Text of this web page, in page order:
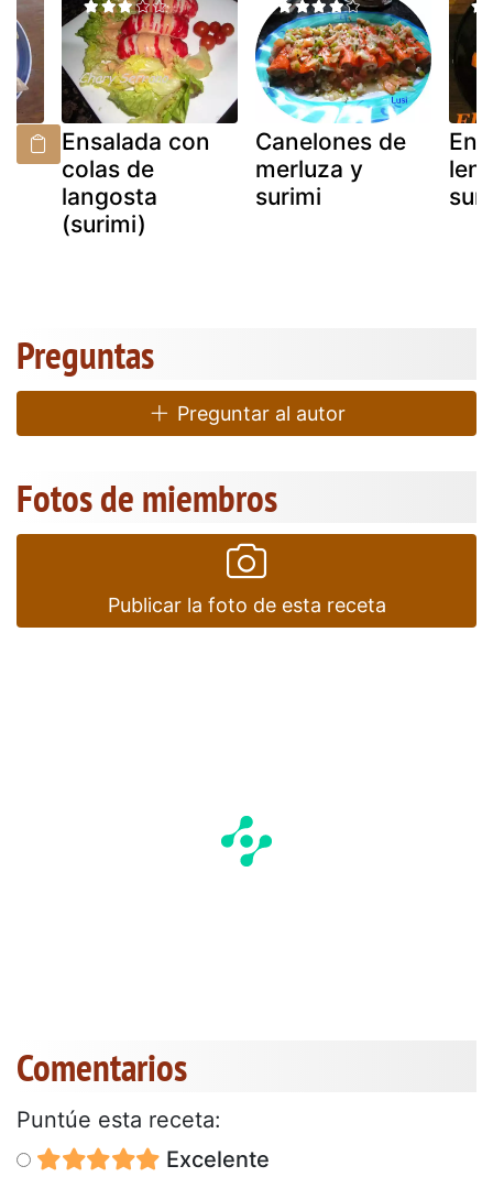
Ensalada con
colas de
langosta
(surimi)
Canelones de
merluza y
surimi
Preguntas
Preguntar al autor
Fotos de miembros
Publicar la foto de esta receta
Comentarios
Puntúe esta receta:
Excelente